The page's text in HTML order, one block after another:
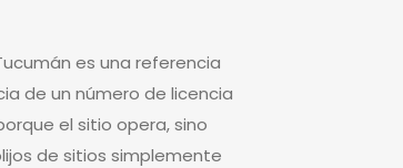
es una referencia
de un número de licencia
el sitio opera, sino
de sitios simplemente